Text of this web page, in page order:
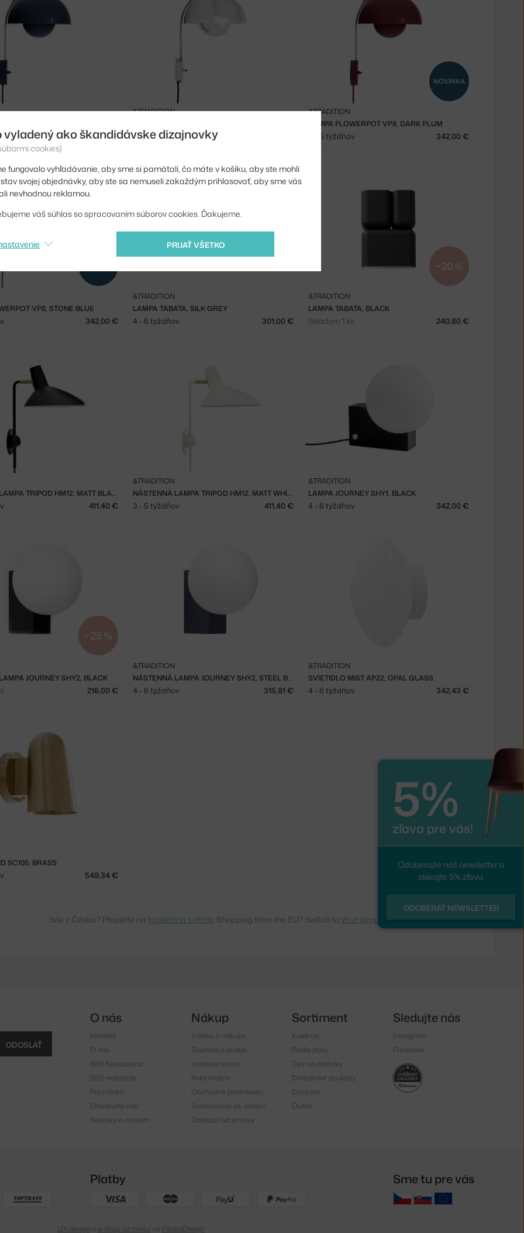
342,00 €
&TRADITION
4 - 6 týždňov
NOVINKA
LAMPA FLOWERPOT VP8, DARK PLUM
&TRADITION
3 - 5 týždňov 342,00 €
VP8, STONE BLUE
342,00 €
LAMPA TABATA, SILK GREY
&TRADITION
4 - 6 týždňov 301,00 €
−20 %
LAMPA TABATA, BLACK
&TRADITION
Skladom 1 ks 240,80 €
NÁSTENNÁ LAMPA TRIPOD HM12, MATT BLACK
411,40 €
NÁSTENNÁ LAMPA TRIPOD HM12, MATT WHITE
&TRADITION
3 - 5 týždňov 411,40 €
LAMPA JOURNEY SHY1, BLACK
&TRADITION
4 - 6 týždňov 342,00 €
−25 %
JOURNEY SHY2, BLACK
216,00 €
NÁSTENNÁ LAMPA JOURNEY SHY2, STEEL BLUE
&TRADITION
4 - 6 týždňov 315,81 €
SVIETIDLO MIST AP22, OPAL GLASS
&TRADITION
4 - 6 týždňov 342,43 €
SC105, BRASS
549,34 €
Jste z Česka? Přejděte na Nástěnná svítidla Shopping from the EU? Switch to Wall lamps
vyladený ako škandidávske dizajnovky
cookies)
fungovalo vyhľadávanie, aby sme si pamätali, čo máte v košíku, aby ste mohli
svojej objednávky, aby ste sa nemuseli zakaždým prihlasovať, aby sme vás
nevhodnou reklamou.
váš súhlas so spracovaním súborov cookies. Ďakujeme.
PRIJAŤ VŠETKO
5%
zľava pre vás!
Odoberajte náš newsletter a
získajte 5% zľavu.
ODOBERAŤ NEWSLETTER
ODOSLAŤ
O nás
Kontakt
O nás
B2B Spolupráca
B2B realizácie
Pre médiá
Ohodnoťte nás
Novinky e-mailom
Nákup
Všetko o nákupe
Doprava a platba
Vrátenie tovaru
Reklamácia
Obchodné podmienky
Spracovanie os. údajov
Odstúpiť od zmluvy
Sortiment
Kolekcie
Podľa štýlu
Tipy na darčeky
Darčekové poukazy
Dizajnéri
Outlet
Sledujte nás
Instagram
Facebook
Platby Sme tu pre vás
UX design a e-shop na mieru od PeckaDesign